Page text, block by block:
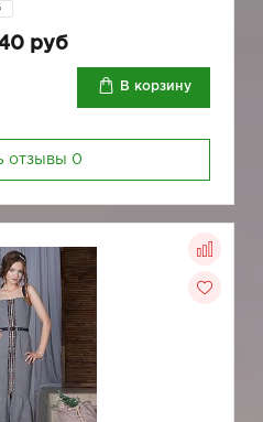
руб
В корзину
отзывы 0